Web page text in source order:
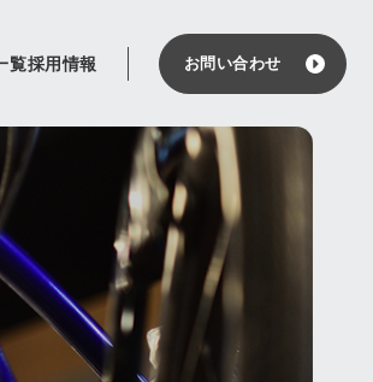
覧採用情報 お問い合わせ